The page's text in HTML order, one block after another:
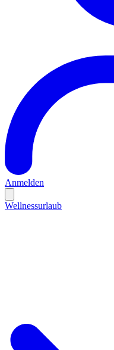
Anmelden
Wellnessurlaub